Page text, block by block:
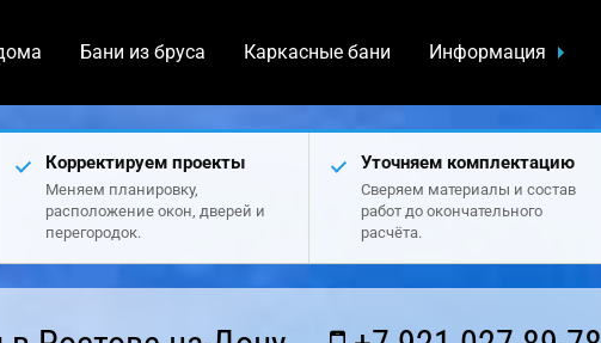
Бани из бруса Каркасные бани Информация
Корректируем проекты
Меняем планировку,
расположение окон, дверей и
перегородок.
Уточняем комплектацию
Сверяем материалы и состав
работ до окончательного
расчёта.